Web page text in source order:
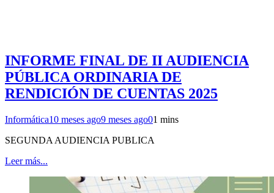
INFORME FINAL DE II AUDIENCIA
PÚBLICA ORDINARIA DE
RENDICIÓN DE CUENTAS 2025
Informática10 meses ago9 meses ago01 mins
SEGUNDA AUDIENCIA PUBLICA
Leer más...